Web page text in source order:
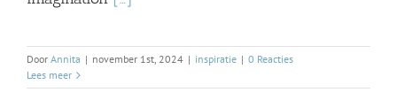
Door Annita | november 1st, 2024 | inspiratie | 0 Reacties
Lees meer